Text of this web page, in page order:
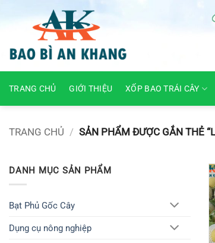
TRANG CHỦ GIỚI THIỆU XỐP BAO TRÁI CÂY
TRANG CHỦ / SẢN PHẨM ĐƯỢC GẮN THẺ
DANH MỤC SẢN PHẨM
Bạt Phủ Gốc Cây
Dụng cụ nông nghiệp